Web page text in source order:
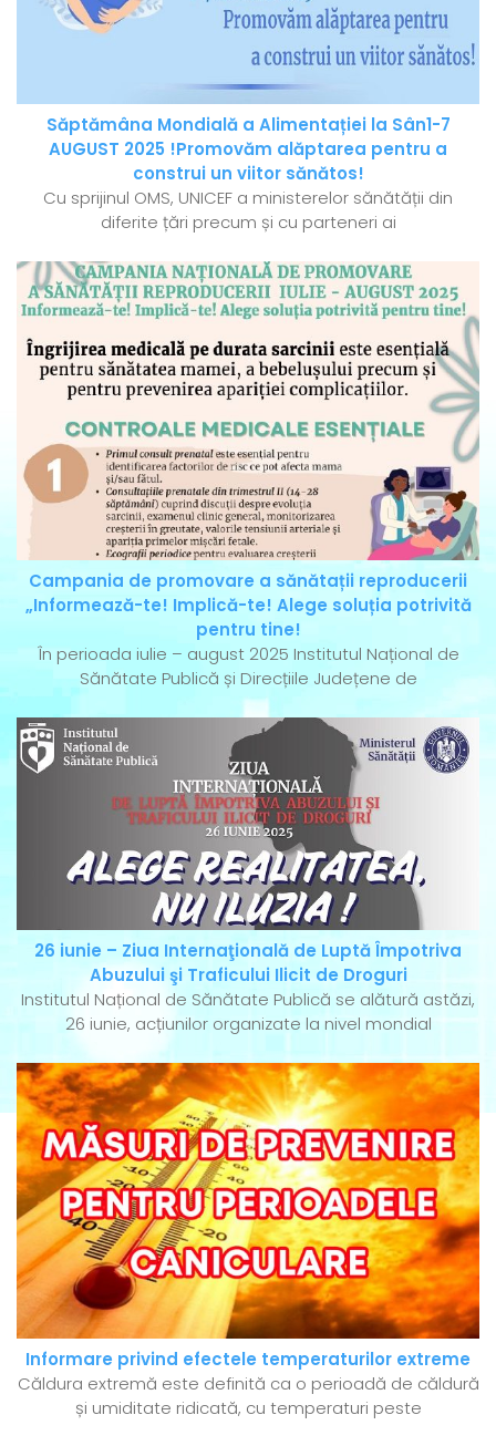
Săptămâna Mondială a Alimentației la Sân1-7
AUGUST 2025 !Promovăm alăptarea pentru a
construi un viitor sănătos!
Cu sprijinul OMS, UNICEF a ministerelor sănătății din
diferite țări precum și cu parteneri ai
Campania de promovare a sănătații reproducerii
„Informează-te! Implică-te! Alege soluția potrivită
pentru tine!
În perioada iulie – august 2025 Institutul Național de
Sănătate Publică și Direcțiile Județene de
26 iunie – Ziua Internaţională de Luptă Împotriva
Abuzului şi Traficului Ilicit de Droguri
Institutul Național de Sănătate Publică se alătură astăzi,
26 iunie, acțiunilor organizate la nivel mondial
Informare privind efectele temperaturilor extreme
Căldura extremă este definită ca o perioadă de căldură
și umiditate ridicată, cu temperaturi peste